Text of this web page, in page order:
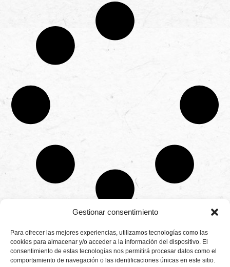
Gestionar consentimiento
Para ofrecer las mejores experiencias, utilizamos tecnologías como las
cookies para almacenar y/o acceder a la información del dispositivo. El
consentimiento de estas tecnologías nos permitirá procesar datos como el
comportamiento de navegación o las identificaciones únicas en este sitio.
Productores
de
fresas,
CONTÁCTANOS
Camino de
Montemayor s/n
21800 Moguer.
Huelva ESPAÑA.
Aviso legal
Política de
privacidad